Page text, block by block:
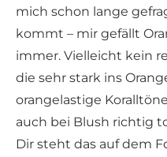
mich schon lange
kommt – mir gefällt
immer. Vielleicht kein
die sehr stark ins
orangelastige
auch bei Blush richtig
Dir steht das auf dem